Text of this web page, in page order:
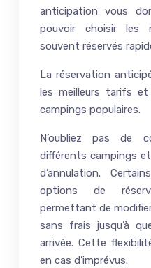
anticipation vous
pouvoir choisir les
souvent réservés
La réservation
les meilleurs tarifs et
campings populaires.
N’oubliez pas de
différents campings
d’annulation.
options de
permettant de
sans frais jusqu’à
arrivée. Cette
en cas d’imprévus.